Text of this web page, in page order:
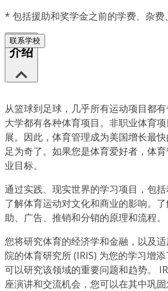
* 包括援助和奖学金之前的学费、杂
联系学校
介绍
从篮球到足球，几乎所有运动项目都
大学都有各种体育项目。非职业体育
展。因此，体育管理成为美国增长最
足为奇了。如果您是体育爱好者，体
业目标。
通过实践、现实世界的学习项目，包
了解体育运动对文化和商业的影响。
助、广告、推销和分销的原理和流程。
您将研究体育的经济学和金融，以及
院的体育研究所 (IRIS) 为您的学习增
可以研究该领域的重要问题和趋势。
座演讲和交流机会，您可以在其中巩固